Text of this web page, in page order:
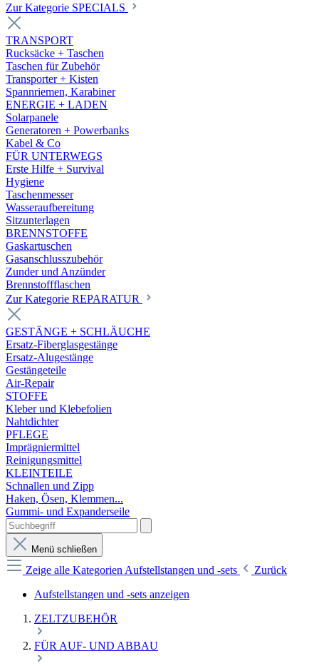
Zur Kategorie SPECIALS
TRANSPORT
Rucksäcke + Taschen
Taschen für Zubehör
Transporter + Kisten
Spannriemen, Karabiner
ENERGIE + LADEN
Solarpanele
Generatoren + Powerbanks
Kabel & Co
FÜR UNTERWEGS
Erste Hilfe + Survival
Hygiene
Taschenmesser
Wasseraufbereitung
Sitzunterlagen
BRENNSTOFFE
Gaskartuschen
Gasanschlusszubehör
Zunder und Anzünder
Brennstoffflaschen
Zur Kategorie REPARATUR
GESTÄNGE + SCHLÄUCHE
Ersatz-Fiberglasgestänge
Ersatz-Alugestänge
Gestängeteile
Air-Repair
STOFFE
Kleber und Klebefolien
Nahtdichter
PFLEGE
Imprägniermittel
Reinigungsmittel
KLEINTEILE
Schnallen und Zipp
Haken, Ösen, Klemmen...
Gummi- und Expanderseile
Menü schließen
Zeige alle Kategorien Aufstellstangen und -sets
Zurück
Aufstellstangen und -sets anzeigen
ZELTZUBEHÖR
FÜR AUF- UND ABBAU